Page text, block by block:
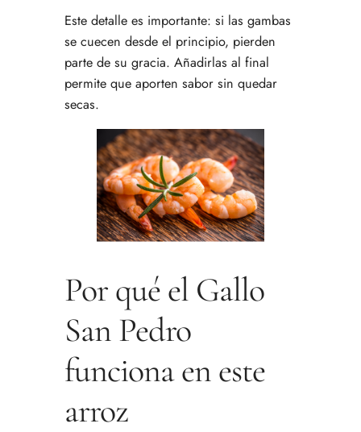
Este detalle es importante: si las gambas
se cuecen desde el principio, pierden
parte de su gracia. Añadirlas al final
permite que aporten sabor sin quedar
secas.
Por qué el Gallo
San Pedro
funciona en este
arroz